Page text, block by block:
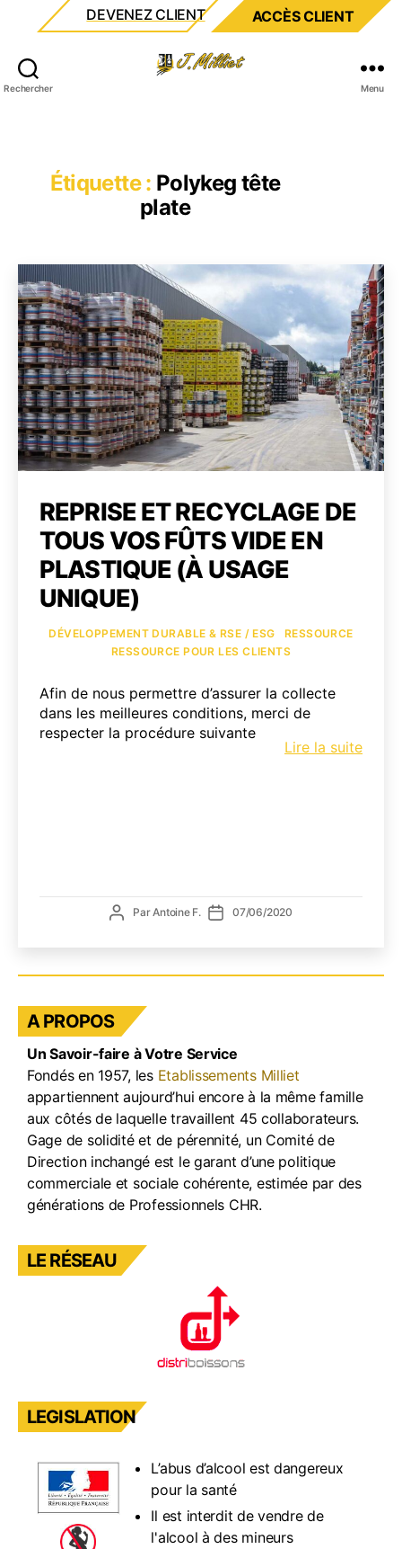
DEVENEZ CLIENT ACCÈS CLIENT
Rechercher Menu
Étiquette : Polykeg tête
plate
REPRISE ET RECYCLAGE DE
TOUS VOS FÛTS VIDE EN
PLASTIQUE (À USAGE
UNIQUE)
Catégories
DÉVELOPPEMENT DURABLE & RSE / ESG
RESSOURCE
RESSOURCE POUR LES CLIENTS
Afin de nous permettre d’assurer la collecte
dans les meilleures conditions, merci de
respecter la procédure suivante
Lire la suite
(à
AuteurParAntoine F. Date
07/06/2020
A PROPOS
Un Savoir-faire à Votre Service
Fondés en 1957, les Etablissements Milliet
appartiennent aujourd’hui encore à la même famille
aux côtés de laquelle travaillent 45 collaborateurs.
Gage de solidité et de pérennité, un Comité de
Direction inchangé est le garant d’une politique
commerciale et sociale cohérente, estimée par des
générations de Professionnels CHR.
LE RÉSEAU
LEGISLATION
L’abus d’alcool est dangereux
pour la santé
Il est interdit de vendre de
l'alcool à des mineurs